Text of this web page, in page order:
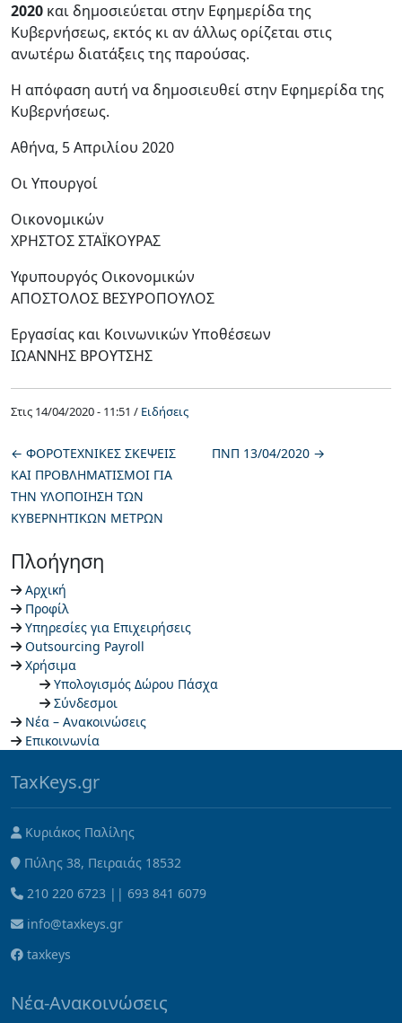
Πλοήγηση
Αρχική
Προφίλ
Υπηρεσίες για Επιχειρήσεις
Outsourcing Payroll
Χρήσιμα
Υπολογισμός Δώρου Πάσχα
Σύνδεσμοι
Νέα – Ανακοινώσεις
Επικοινωνία
2020 και δημοσιεύεται στην Εφημερίδα της
Κυβερνήσεως, εκτός κι αν άλλως ορίζεται στις
ανωτέρω διατάξεις της παρούσας.
Η απόφαση αυτή να δημοσιευθεί στην Εφημερίδα της
Κυβερνήσεως.
Αθήνα, 5 Απριλίου 2020
Οι Υπουργοί
Οικονομικών
ΧΡΗΣΤΟΣ ΣΤΑΪΚΟΥΡΑΣ
Υφυπουργός Οικονομικών
ΑΠΟΣΤΟΛΟΣ ΒΕΣΥΡΟΠΟΥΛΟΣ
Εργασίας και Κοινωνικών Υποθέσεων
ΙΩΑΝΝΗΣ ΒΡΟΥΤΣΗΣ
Στις 14/04/2020 - 11:51 / Ειδήσεις
← ΦΟΡΟΤΕΧΝΙΚΕΣ ΣΚΕΨΕΙΣ
ΚΑΙ ΠΡΟΒΛΗΜΑΤΙΣΜΟΙ ΓΙΑ
ΤΗΝ ΥΛΟΠΟΙΗΣΗ ΤΩΝ
ΚΥΒΕΡΝΗΤΙΚΩΝ ΜΕΤΡΩΝ
ΠΝΠ 13/04/2020 →
TaxKeys.gr
Κυριάκος Παλίλης
Πύλης 38, Πειραιάς 18532
210 220 6723 || 693 841 6079
info@taxkeys.gr
taxkeys
Νέα-Ανακοινώσεις